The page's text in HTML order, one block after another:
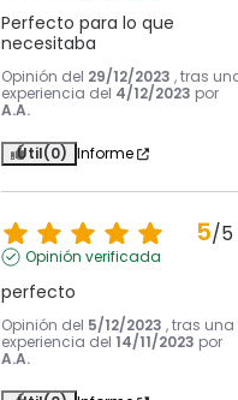
Perfecto para lo que
necesitaba
Opinión del 29/12/2023 , tras
experiencia del 4/12/2023 por
A.A.
Útil(0) Informe
5/5
Opinión verificada
perfecto
Opinión del 5/12/2023 , tras una
experiencia del 14/11/2023 por
A.A.